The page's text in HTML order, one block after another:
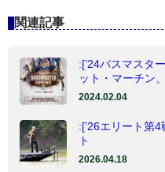
関連記事
:[’24バスマスタ
ット・マーチン
2024.02.04
:[’26エリート第
ト
2026.04.18